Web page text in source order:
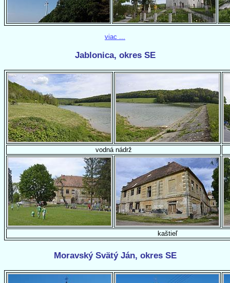
viac ...
Jablonica, okres SE
vodná nádrž
kaštieľ
Moravský Svätý Ján, okres SE